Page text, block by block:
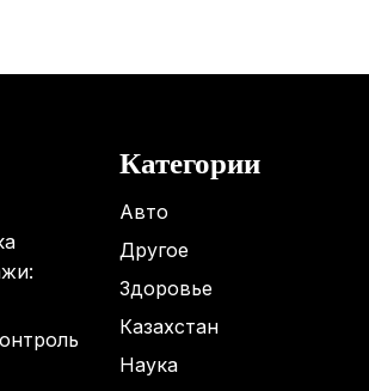
Категории
Авто
Другое
Здоровье
Казахстан
Наука